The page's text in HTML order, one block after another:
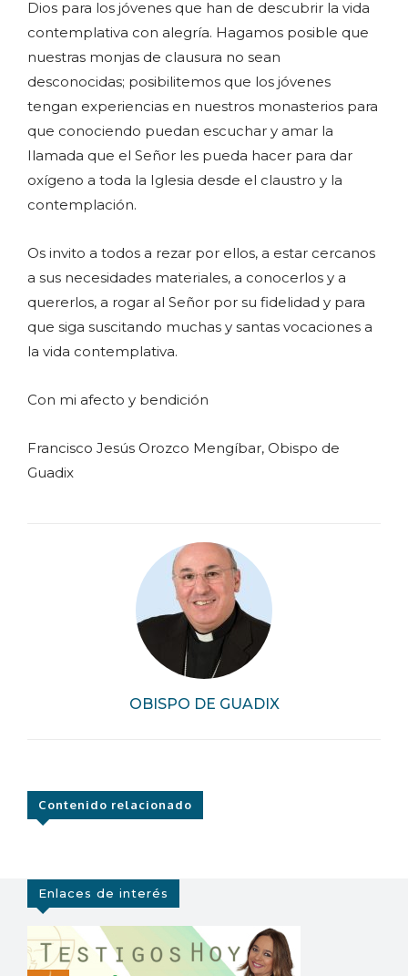
OBISPO DE GUADIX
Dios para los jóvenes que han de descubrir la vida
contemplativa con alegría. Hagamos posible que
nuestras monjas de clausura no sean
desconocidas; posibilitemos que los jóvenes
tengan experiencias en nuestros monasterios para
que conociendo puedan escuchar y amar la
Ilamada que el Señor les pueda hacer para dar
oxígeno a toda la Iglesia desde el claustro y la
contemplación.
Os invito a todos a rezar por ellos, a estar cercanos
a sus necesidades materiales, a conocerlos y a
quererlos, a rogar al Señor por su fidelidad y para
que siga suscitando muchas y santas vocaciones a
la vida contemplativa.
Con mi afecto y bendición
Francisco Jesús Orozco Mengíbar, Obispo de
Guadix
Contenido relacionado
Enlaces de interés